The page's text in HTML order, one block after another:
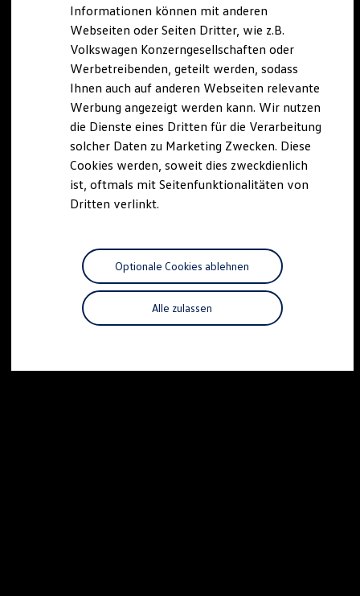
Lifestyle Shop
T-Roc Kollektion
Golf Kollektion
ID. Kollektion
Volkswagen Kollektion
R-Kollektion
GTI Kollektion
Fußball Drop
we drive football
#wedriveproud
Besitzer und Service
Software Updates
Service und Ersatzteile
Motorenöl und Flüssigkeiten
Räder und Reifen
Pannen- und Unfallhilfe
Economy Service
Volkswagen Teile
Zubehör
Informationen können mit anderen
Webseiten oder Seiten Dritter, wie z.B.
Volkswagen Konzerngesellschaften oder
Werbetreibenden, geteilt werden, sodass
Ihnen auch auf anderen Webseiten relevante
Werbung angezeigt werden kann. Wir nutzen
die Dienste eines Dritten für die Verarbeitung
solcher Daten zu Marketing Zwecken. Diese
Cookies werden, soweit dies zweckdienlich
ist, oftmals mit Seitenfunktionalitäten von
Dritten verlinkt.
Alle zulassen
Optionale Cookies ablehnen